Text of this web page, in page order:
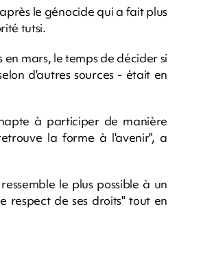
le génocide qui a fait plus
tutsi.
mars, le temps de décider si
d'autres sources - était en
à participer de manière
la forme à l'avenir", a
le plus possible à un
respect de ses droits" tout en